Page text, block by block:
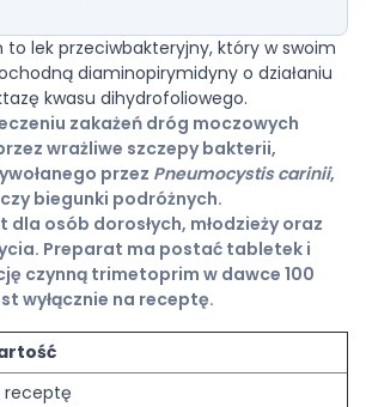
to lek przeciwbakteryjny, który w swoim
diaminopirymidyny o działaniu
kwasu dihydrofoliowego.
zakażeń dróg moczowych
wrażliwe szczepy bakterii,
przez Pneumocystis carinii,
biegunki podróżnych.
dla osób dorosłych, młodzieży oraz
Preparat ma postać tabletek i
czynną trimetoprim w dawce 100
wyłącznie na receptę.
receptę